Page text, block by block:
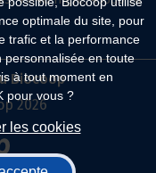
optimale du site, pour
trafic et la performance
en toute
à tout moment en
pour vous ?
les cookies
Biocoop
2026